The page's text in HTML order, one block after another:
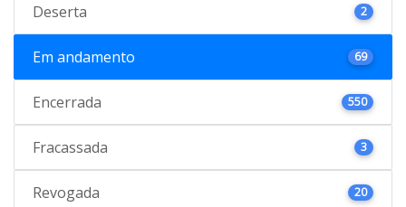
Deserta 2
Em andamento 69
Encerrada 550
Fracassada 3
Revogada 20